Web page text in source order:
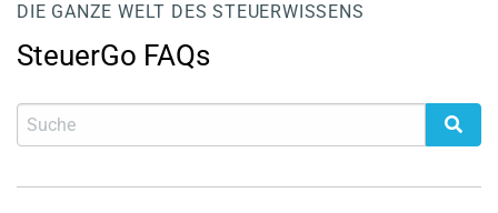
DIE GANZE WELT DES STEUERWISSENS
SteuerGo FAQs